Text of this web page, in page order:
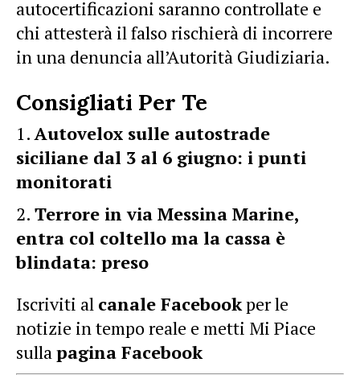
autocertificazioni saranno controllate e
chi attesterà il falso rischierà di incorrere
in una denuncia all’Autorità Giudiziaria.
Consigliati Per Te
Autovelox sulle autostrade
siciliane dal 3 al 6 giugno: i punti
monitorati
Terrore in via Messina Marine,
entra col coltello ma la cassa è
blindata: preso
Iscriviti al canale Facebookper le
notizie in tempo reale e metti Mi Piace
sullapagina Facebook